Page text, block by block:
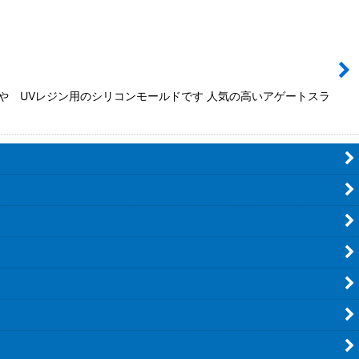
UVレジン用のシリコンモールドです 人気の高いアゲートスラ